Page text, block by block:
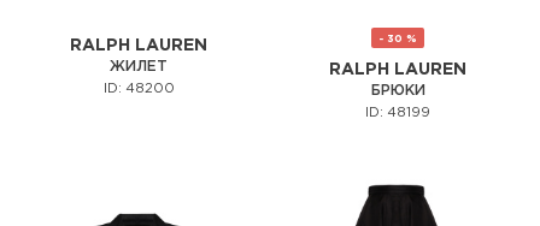
RALPH LAUREN
ЖИЛЕТ
ID: 48200
- 30 %
RALPH LAUREN
БРЮКИ
ID: 48199